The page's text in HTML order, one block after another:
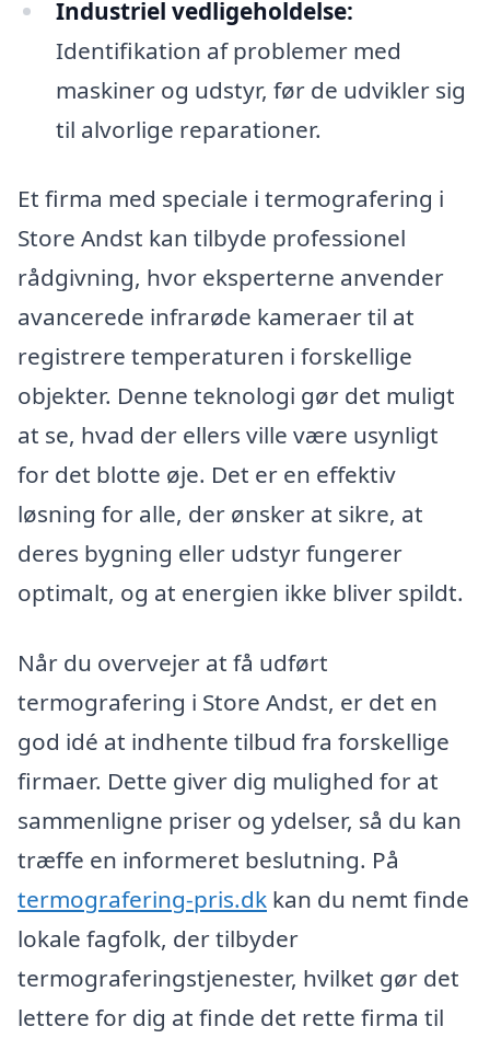
Industriel vedligeholdelse:
Identifikation af problemer med
maskiner og udstyr, før de udvikler sig
til alvorlige reparationer.
Et firma med speciale i termografering i
Store Andst kan tilbyde professionel
rådgivning, hvor eksperterne anvender
avancerede infrarøde kameraer til at
registrere temperaturen i forskellige
objekter. Denne teknologi gør det muligt
at se, hvad der ellers ville være usynligt
for det blotte øje. Det er en effektiv
løsning for alle, der ønsker at sikre, at
deres bygning eller udstyr fungerer
optimalt, og at energien ikke bliver spildt.
Når du overvejer at få udført
termografering i Store Andst, er det en
god idé at indhente tilbud fra forskellige
firmaer. Dette giver dig mulighed for at
sammenligne priser og ydelser, så du kan
træffe en informeret beslutning. På
termografering-pris.dk kan du nemt finde
lokale fagfolk, der tilbyder
termograferingstjenester, hvilket gør det
lettere for dig at finde det rette firma til